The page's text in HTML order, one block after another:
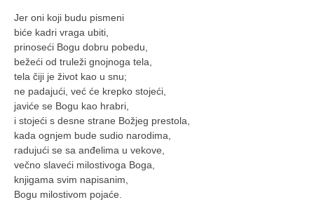
Jer oni koji budu pismeni
biće kadri vraga ubiti,
prinoseći Bogu dobru pobedu,
bežeći od truleži gnojnoga tela,
tela čiji je život kao u snu;
ne padajući, već će krepko stojeći,
javiće se Bogu kao hrabri,
i stojeći s desne strane Božjeg prestola,
kada ognjem bude sudio narodima,
radujući se sa anđelima u vekove,
večno slaveći milostivoga Boga,
knjigama svim napisanim,
Bogu milostivom pojaće.